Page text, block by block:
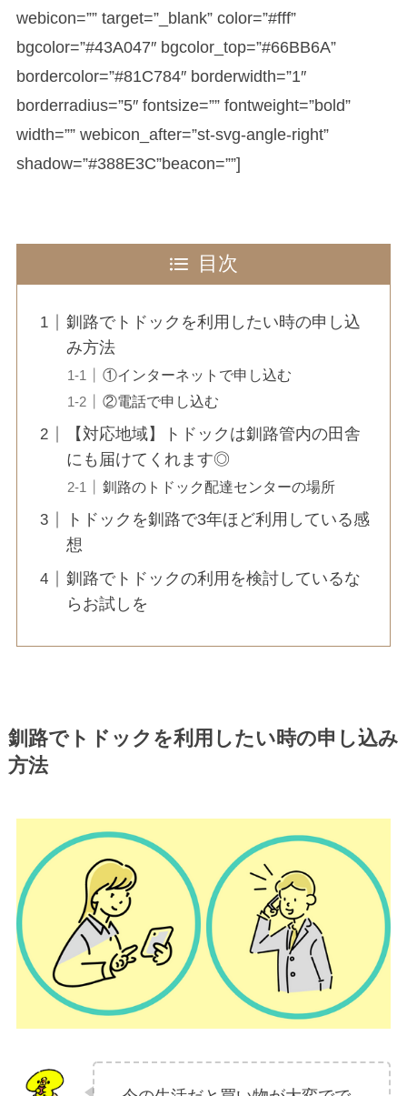
webicon=”” target=”_blank” color=”#fff”
bgcolor=”#43A047″ bgcolor_top=”#66BB6A”
bordercolor=”#81C784″ borderwidth=”1″
borderradius=”5″ fontsize=”” fontweight=”bold”
width=”” webicon_after=”st-svg-angle-right”
shadow=”#388E3C”beacon=””]
目次
釧路でトドックを利用したい時の申し込
み方法
①インターネットで申し込む
②電話で申し込む
【対応地域】トドックは釧路管内の田舎
にも届けてくれます◎
釧路のトドック配達センターの場所
トドックを釧路で3年ほど利用している感
想
釧路でトドックの利用を検討しているな
らお試しを
釧路でトドックを利用したい時の申し込み
方法